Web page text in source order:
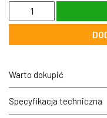
ilość
Gotowa
oprawa
CRI>90
IP68
IK10
najazdowa
zewnętrzna
zoomLED®
Warto dokupić
Specyfikacja techniczna